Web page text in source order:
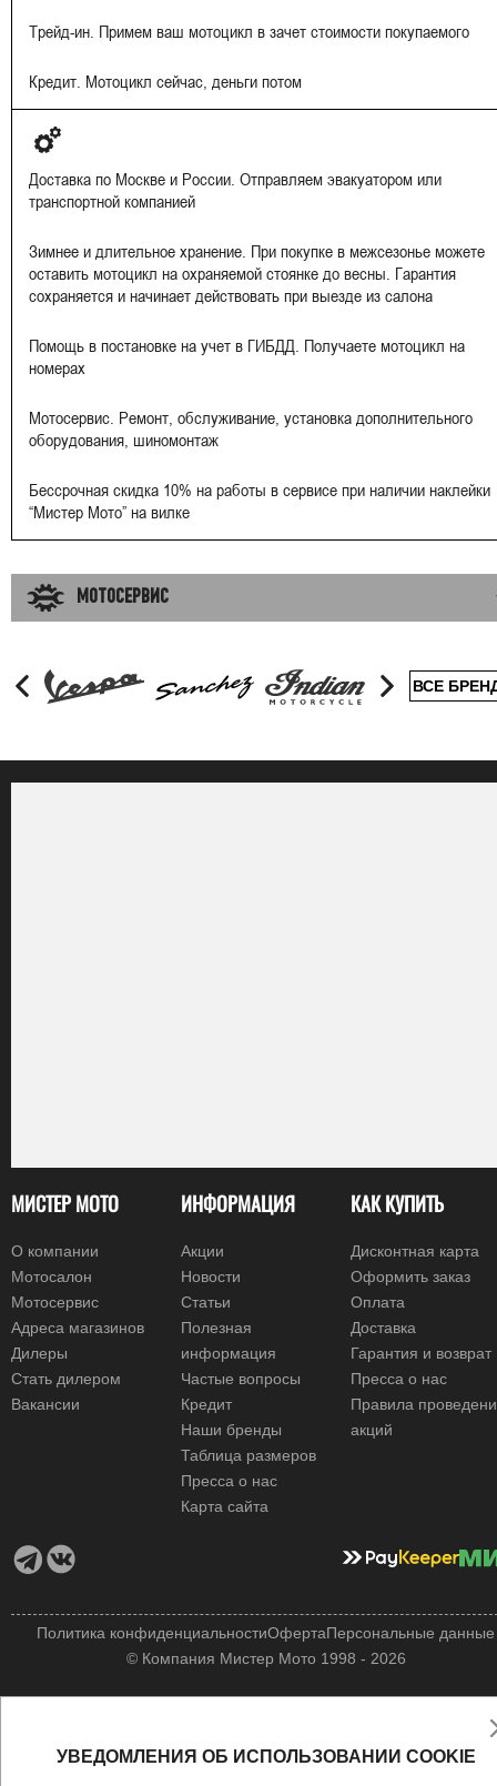
Трейд-ин. Примем ваш мотоцикл в зачет стоимости покупаемого
Кредит. Мотоцикл сейчас, деньги потом
Доставка по Москве и России. Отправляем эвакуатором или
транспортной компанией
Зимнее и длительное хранение. При покупке в межсезонье можете
оставить мотоцикл на охраняемой стоянке до весны. Гарантия
сохраняется и начинает действовать при выезде из салона
Помощь в постановке на учет в ГИБДД. Получаете мотоцикл на
номерах
Мотосервис. Ремонт, обслуживание, установка дополнительного
оборудования, шиномонтаж
Бессрочная скидка 10% на работы в сервисе при наличии наклейки
“Мистер Мото” на вилке
МОТОСЕРВИС
ВСЕ
МИСТЕР МОТО
О компании
Мотосалон
Мотосервис
Адреса магазинов
Дилеры
Стать дилером
Вакансии
ИНФОРМАЦИЯ
Акции
Новости
Статьи
Полезная
информация
Частые вопросы
Кредит
Наши бренды
Таблица размеров
Пресса о нас
Карта сайта
КАК КУПИТЬ
Дисконтная карта
Оформить заказ
Оплата
Доставка
Гарантия и возврат
Пресса о нас
Правила
акций
© Компания Мистер Мото 1998 - 2026
Политика конфиденциальностиОфертаПерсональные данные
УВЕДОМЛЕНИЯ ОБ ИСПОЛЬЗОВАНИИ COOKIE